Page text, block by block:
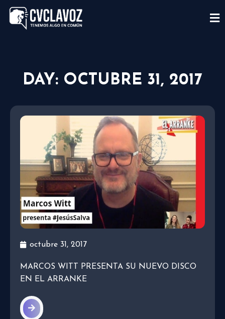
DAY: OCTUBRE 31, 2017
octubre 31, 2017
MARCOS WITT PRESENTA SU NUEVO DISCO
EN EL ARRANKE